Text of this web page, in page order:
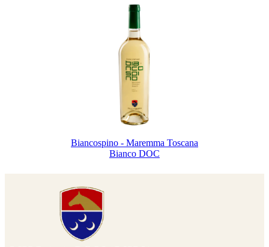
Biancospino - Maremma Toscana
Bianco DOC